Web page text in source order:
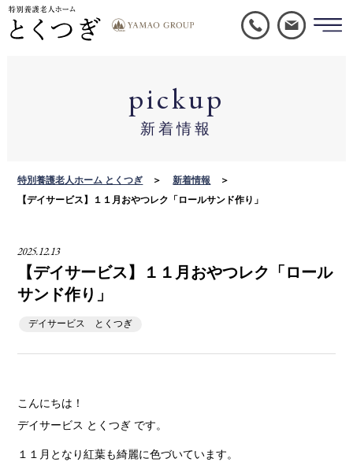
pickup
新着情報
特別養護老人ホーム とくつぎ 新着情報
【デイサービス】１１月おやつレク「ロールサンド作り」
2025.12.13
【デイサービス】１１月おやつレク「ロール
サンド作り」
デイサービス とくつぎ
こんにちは！
デイサービス とくつぎ です。
１１月となり紅葉も綺麗に色づいています。